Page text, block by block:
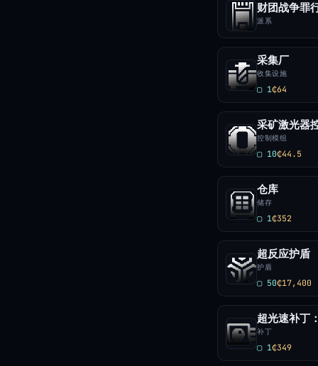
财团战争罪
派系
采集厂
收集设施
▢ 1₵64
采矿激光器
控制模组
▢ 10₵44.5
仓库
储存
▢ 1₵352
超反应护盾
护盾
▢ 50₵17,400
补丁
▢ 1₵349